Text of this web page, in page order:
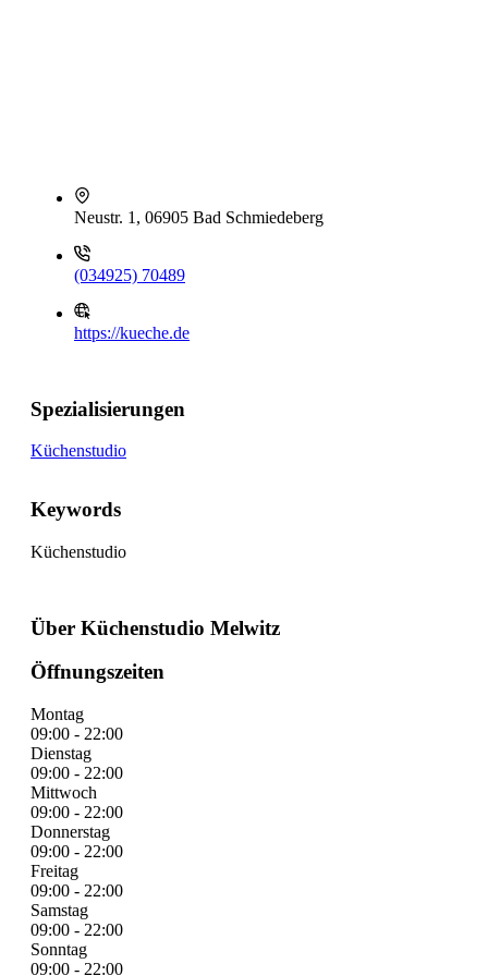
Neustr. 1, 06905 Bad Schmiedeberg
(034925) 70489
https://kueche.de
Spezialisierungen
Küchenstudio
Keywords
Küchenstudio
Über Küchenstudio Melwitz
Öffnungszeiten
Montag
09:00 - 22:00
Dienstag
09:00 - 22:00
Mittwoch
09:00 - 22:00
Donnerstag
09:00 - 22:00
Freitag
09:00 - 22:00
Samstag
09:00 - 22:00
Sonntag
09:00 - 22:00